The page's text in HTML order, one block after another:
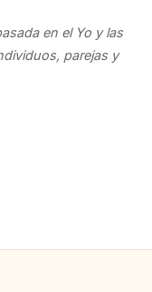
en el Yo y las
parejas y